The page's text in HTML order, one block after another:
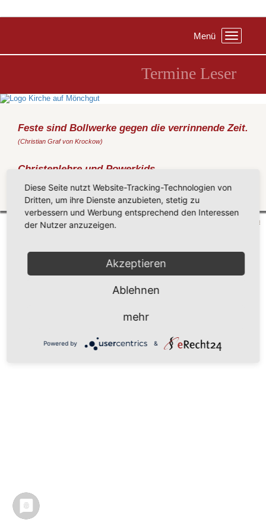
Toggle
Menü
Termine Leser
Feste sind Bollwerke gegen die verrinnende Zeit.
(Christian Graf von Krockow)
Christenlehre und Powerkids
Zurück
Mönchgut 2026 | | vicon
Diese Seite nutzt Website-Tracking-Technologien von
Dritten, um ihre Dienste anzubieten, stetig zu
verbessern und Werbung entsprechend den Interessen
der Nutzer anzuzeigen.
Akzeptieren
Ablehnen
mehr
Powered by &